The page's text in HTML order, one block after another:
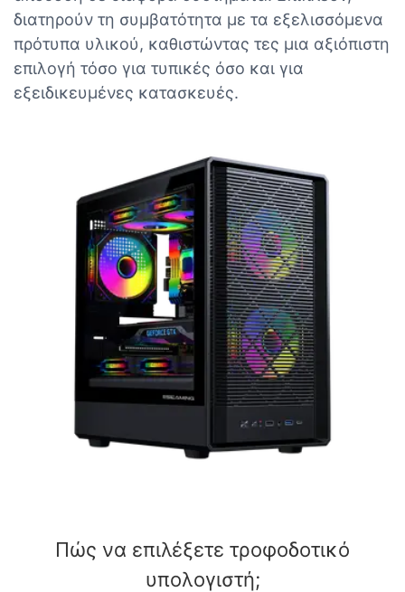
διατηρούν τη συμβατότητα με τα εξελισσόμενα
πρότυπα υλικού, καθιστώντας τες μια αξιόπιστη
επιλογή τόσο για τυπικές όσο και για
εξειδικευμένες κατασκευές.
Πώς να επιλέξετε τροφοδοτικό
υπολογιστή;